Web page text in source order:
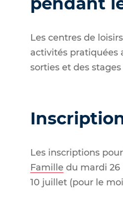
Les centres de
activités pratiquées
sorties et des
Les inscriptions
Famille du mardi 26
10 juillet (pour le